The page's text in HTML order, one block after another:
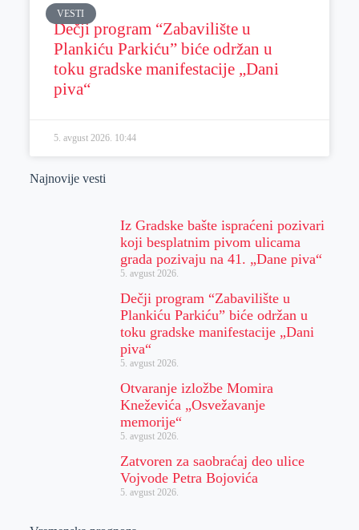
VESTI
Dečji program “Zabavilište u
Plankiću Parkiću” biće održan u
toku gradske manifestacije „Dani
piva“
5. avgust 2026. 10:44
Najnovije vesti
Iz Gradske bašte ispraćeni pozivari
koji besplatnim pivom ulicama
grada pozivaju na 41. „Dane piva“
5. avgust 2026.
Dečji program “Zabavilište u
Plankiću Parkiću” biće održan u
toku gradske manifestacije „Dani
piva“
5. avgust 2026.
Otvaranje izložbe Momira
Kneževića „Osvežavanje
memorije“
5. avgust 2026.
Zatvoren za saobraćaj deo ulice
Vojvode Petra Bojovića
5. avgust 2026.